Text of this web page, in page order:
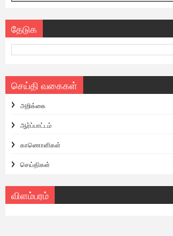
தேடுக
செய்தி வகைகள்
அறிக்கை
ஆர்ப்பாட்டம்
காணொளிகள்
செய்திகள்
விளம்பரம்